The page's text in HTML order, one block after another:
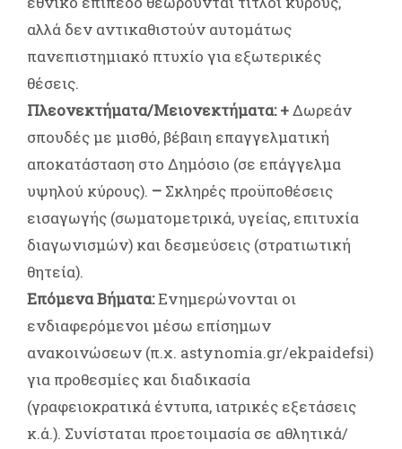
αλλά δεν αντικαθιστούν αυτομάτως
πανεπιστημιακό πτυχίο για εξωτερικές
θέσεις.
Πλεονεκτήματα/Μειονεκτήματα: +Δωρεάν
σπουδές με μισθό, βέβαιη επαγγελματική
αποκατάσταση στο Δημόσιο (σε επάγγελμα
υψηλού κύρους). – Σκληρές προϋποθέσεις
εισαγωγής (σωματομετρικά, υγείας, επιτυχία
διαγωνισμών) και δεσμεύσεις (στρατιωτική
θητεία).
Επόμενα Βήματα:Ενημερώνονται οι
ενδιαφερόμενοι μέσω επίσημων
ανακοινώσεων (π.χ. astynomia.gr/ekpaidefsi)
για προθεσμίες και διαδικασία
(γραφειοκρατικά έντυπα, ιατρικές εξετάσεις
κ.ά.). Συνίσταται προετοιμασία σε αθλητικά/